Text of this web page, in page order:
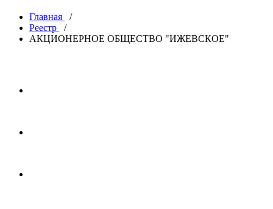
Главная
/
Реестр
/
АКЦИОНЕРНОЕ ОБЩЕСТВО "ИЖЕВСКОЕ"